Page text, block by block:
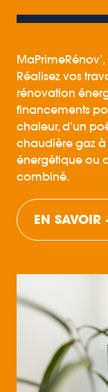
MaPrimeRénov’,
Réalisez vos
rénovation
financements
chaleur, d’un
chaudière gaz
énergétique ou
combiné.
EN SAVOIR